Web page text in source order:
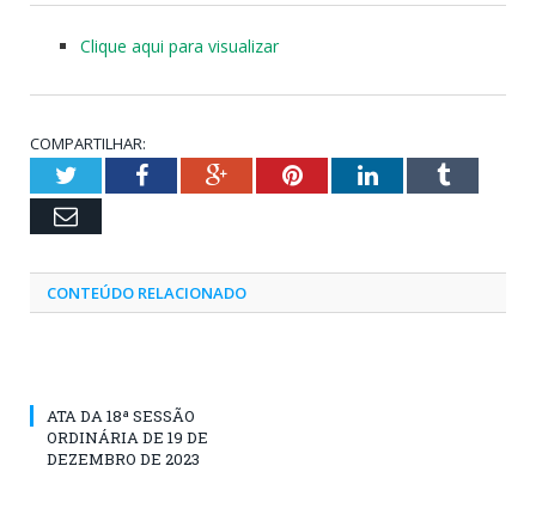
Clique aqui para visualizar
COMPARTILHAR:
TwitterFacebookGoogle+PinterestLinkedInTumblr
Email
CONTEÚDO RELACIONADO
ATA DA 18ª SESSÃO
ORDINÁRIA DE 19 DE
DEZEMBRO DE 2023